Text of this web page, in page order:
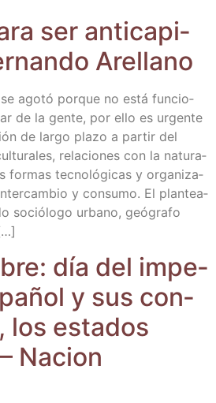
ser anti­ca­pi­
Arellano
ago­tó por­que no está fun­cio­
de la gen­te, por ello es urgen­te
de lar­go pla­zo a par­tir del
rela­cio­nes con la natu­ra­
for­mas tec­no­ló­gi­cas y orga­ni­za­
y con­su­mo. El plan­tea­
soció­lo­go urbano, geó­gra­fo
día del impe­
y sus con­
los esta­dos
Nacion